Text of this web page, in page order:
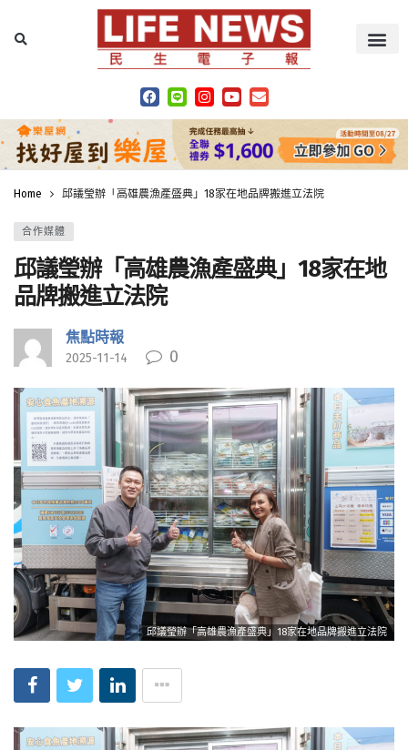
Home 邱議瑩辦「高雄農漁產盛典」18家在地品牌搬進立法院
合作媒體
邱議瑩辦「高雄農漁產盛典」18家在地
品牌搬進立法院
焦點時報
2025-11-14 0
邱議瑩辦「高雄農漁產盛典」18家在地品牌搬進立法院